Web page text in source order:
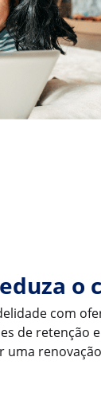
o
com
de retenção
uma